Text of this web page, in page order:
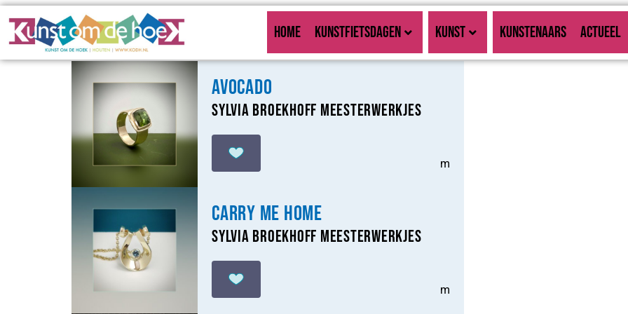
HOME KUNSTFIETSDAGEN KUNST KUNSTENAARS ACTUEEL
Avocado
Sylvia Broekhoff Meesterwerkjes
m
Carry me home
Sylvia Broekhoff Meesterwerkjes
m